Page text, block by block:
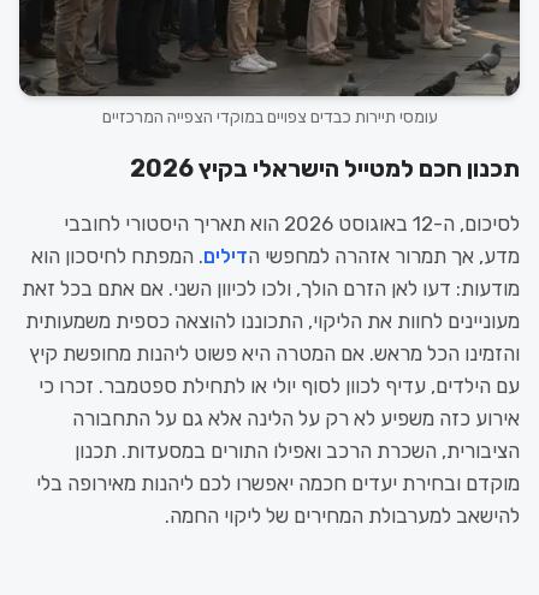
עומסי תיירות כבדים צפויים במוקדי הצפייה המרכזיים
תכנון חכם למטייל הישראלי בקיץ 2026
לסיכום, ה-12 באוגוסט 2026 הוא תאריך היסטורי לחובבי
מדע, אך תמרור אזהרה למחפשי הדילים. המפתח לחיסכון הוא
מודעות: דעו לאן הזרם הולך, ולכו לכיוון השני. אם אתם בכל זאת
מעוניינים לחוות את הליקוי, התכוננו להוצאה כספית משמעותית
והזמינו הכל מראש. אם המטרה היא פשוט ליהנות מחופשת קיץ
עם הילדים, עדיף לכוון לסוף יולי או לתחילת ספטמבר. זכרו כי
אירוע כזה משפיע לא רק על הלינה אלא גם על התחבורה
הציבורית, השכרת הרכב ואפילו התורים במסעדות. תכנון
מוקדם ובחירת יעדים חכמה יאפשרו לכם ליהנות מאירופה בלי
להישאב למערבולת המחירים של ליקוי החמה.